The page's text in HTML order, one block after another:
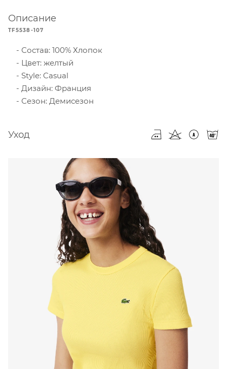
Описание
TF5538-107
Состав: 100% Хлопок
Цвет: желтый
Style: Casual
Дизайн: Франция
Сезон: Демисезон
Уход